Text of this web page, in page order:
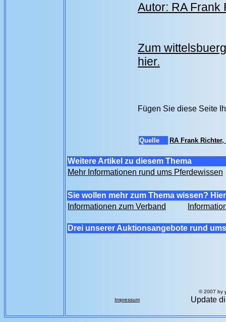
Autor: RA Frank
Zum
hier.
Fügen Sie diese Seite
Quelle RA Frank
Weitere Artikel zu diesem Thema
Mehr Informationen rund ums Pferdewissen
Sie wollen mehr zum Thema wissen?
Informationen zum Verband
Drei unserer Auktionsangebote rund
Impressum
© 2007 by
Update